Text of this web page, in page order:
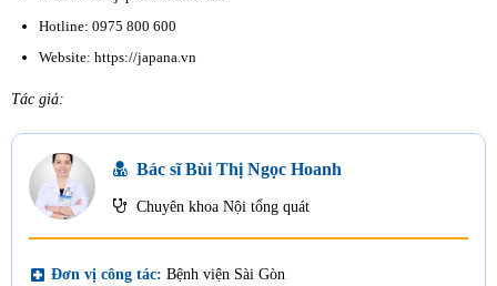
Hotline: 0975 800 600
Website: https://japana.vn
Tác giả:
Bác sĩ Bùi Thị Ngọc Hoanh
Chuyên khoa Nội tổng quát
local_hospital Đơn vị công tác: Bệnh viện Sài Gòn